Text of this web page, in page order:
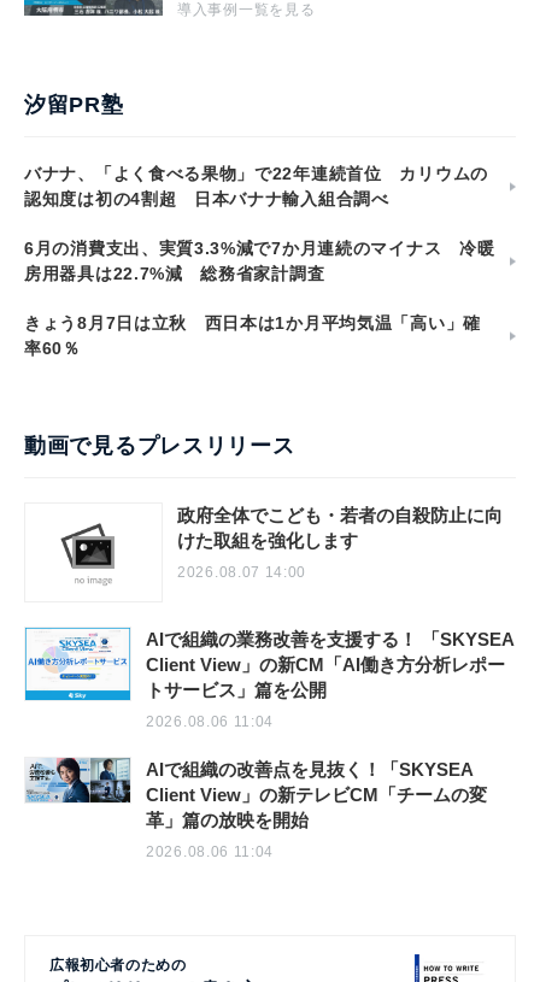
導入事例一覧を見る
汐留PR塾
バナナ、「よく食べる果物」で22年連続首位 カリウムの
認知度は初の4割超 日本バナナ輸入組合調べ
6月の消費支出、実質3.3%減で7か月連続のマイナス 冷暖
房用器具は22.7%減 総務省家計調査
きょう8月7日は立秋 西日本は1か月平均気温「高い」確
率60％
動画で見るプレスリリース
政府全体でこども・若者の自殺防止に向
けた取組を強化します
2026.08.07 14:00
AIで組織の業務改善を支援する！ 「SKYSEA
Client View」の新CM「AI働き方分析レポー
トサービス」篇を公開
2026.08.06 11:04
AIで組織の改善点を見抜く！「SKYSEA
Client View」の新テレビCM「チームの変
革」篇の放映を開始
2026.08.06 11:04
広報初心者のための